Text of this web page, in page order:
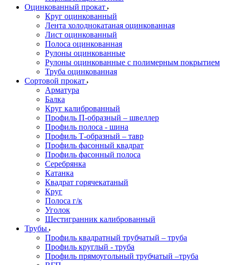
Оцинкованный прокат
Круг оцинкованный
Лента холоднокатаная оцинкованная
Лист оцинкованный
Полоса оцинкованная
Рулоны оцинкованные
Рулоны оцинкованные с полимерным покрытием
Труба оцинкованная
Сортовой прокат
Арматура
Балка
Круг калиброванный
Профиль П-образный – швеллер
Профиль полоса - шина
Профиль Т-образный – тавр
Профиль фасонный квадрат
Профиль фасонный полоса
Серебрянка
Катанка
Квадрат горячекатаный
Круг
Полоса г/к
Уголок
Шестигранник калиброванный
Трубы
Профиль квадратный трубчатый – труба
Профиль круглый - труба
Профиль прямоугольный трубчатый –труба